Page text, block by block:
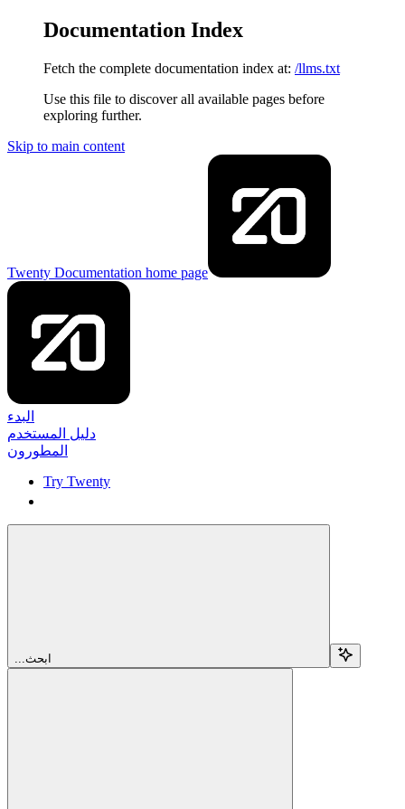
Documentation Index
Fetch the complete documentation index at: /llms.txt
Use this file to discover all available pages before
exploring further.
Skip to main content
Twenty Documentation home page
البدء
دليل المستخدم
المطورون
Try Twenty
...ابحث